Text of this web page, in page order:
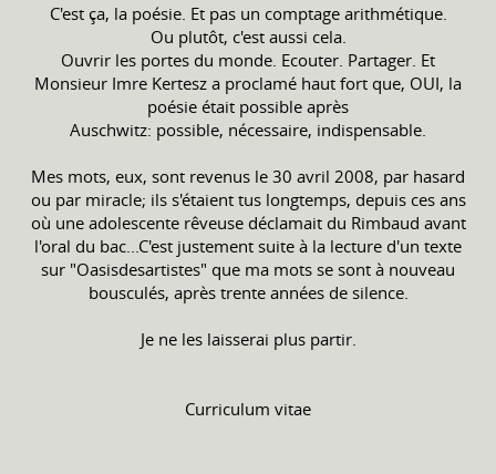
C'est ça, la poésie. Et pas un comptage arithmétique.
Ou plutôt, c'est aussi cela.
Ouvrir les portes du monde. Ecouter. Partager. Et
Monsieur Imre Kertesz a proclamé haut fort que, OUI, la
poésie était possible après
Auschwitz: possible, nécessaire, indispensable.
Mes mots, eux, sont revenus le 30 avril 2008, par hasard
ou par miracle; ils s'étaient tus longtemps, depuis ces ans
où une adolescente rêveuse déclamait du Rimbaud avant
l'oral du bac...C'est justement suite à la lecture d'un texte
sur "Oasisdesartistes" que ma mots se sont à nouveau
bousculés, après trente années de silence.
Je ne les laisserai plus partir.
Curriculum vitae